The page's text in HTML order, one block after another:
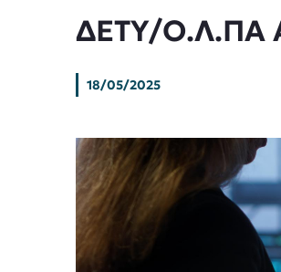
ΔΕΤΥ/Ο.Λ.ΠΑ
18/05/2025